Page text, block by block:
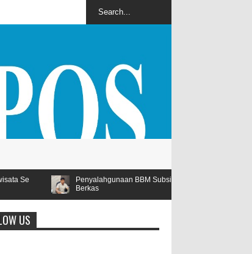
BBM Subsidi Tegal Besar Masuk Tahap Kejaksaan, Polres
US